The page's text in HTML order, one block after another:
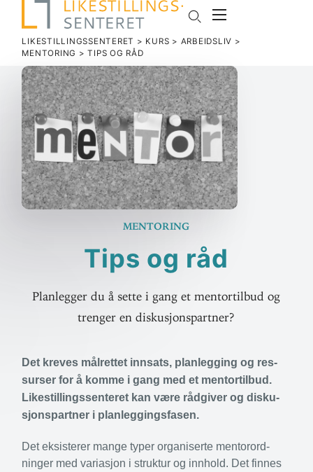
LIKESTILLINGSSENTERET > KURS > ARBEIDSLIV >
MENTORING >TIPS OG RÅD
Mentoring
Tips og råd
Planlegger du å sette i gang et mentortilbud og
trenger en diskusjonspartner?
Det kreves mål­rettet innsats, plan­legging og res­
surser for å komme i gang med et mentor­tilbud.
Like­stil­lings­sen­teret kan være råd­giver og dis­ku­
sjons­partner i planleggingsfasen.
Det eksis­terer mange typer orga­ni­serte mentor­ord­
ninger med variasjon i struktur og innhold. Det finnes